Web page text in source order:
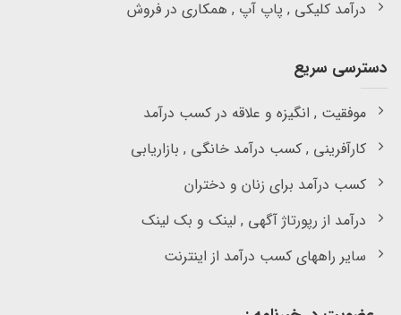
درآمد کلیکی , پاپ آپ , همکاری در فروش
دسترسی سریع
موفقیت , انگیزه و علاقه در کسب درآمد
کارآفرینی , کسب درآمد خانگی , بازاریابی
کسب درآمد برای زنان و دختران
درآمد از رپورتاژ آگهی , لینک و بک لینک
سایر راههای کسب درآمد از اینترنت